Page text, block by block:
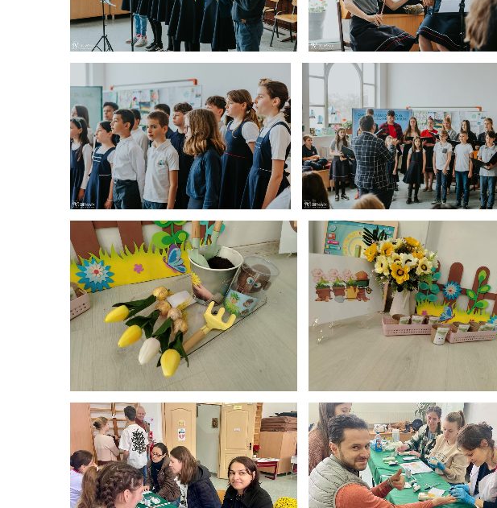
Ziua Porților Deschise 2024
Clasa pregătitoare - Ziua Porților
Deschise 2024
Expo Sănătate Părinți